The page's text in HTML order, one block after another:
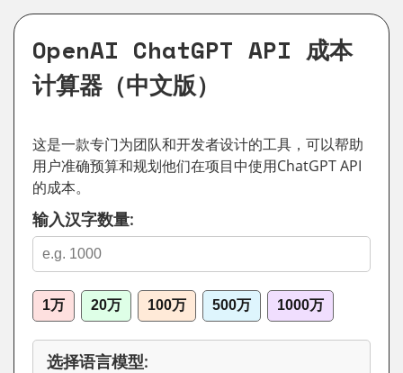
OpenAI ChatGPT API 成本
计算器（中文版）
这是一款专门为团队和开发者设计的工具，可以帮助
用户准确预算和规划他们在项目中使用ChatGPT API
的成本。
输入汉字数量:
1万 20万 100万 500万 1000万
选择语言模型: